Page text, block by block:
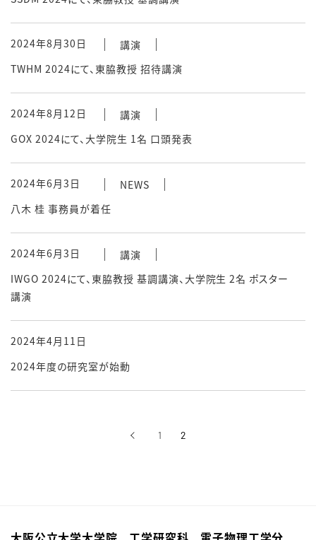
2024年8月30日
講演
TWHM 2024にて、東脇教授 招待講演
2024年8月12日
講演
GOX 2024にて、大学院生 1名 口頭発表
2024年6月3日
NEWS
八木 桂 事務員が着任
2024年6月3日
講演
IWGO 2024にて、東脇教授 基調講演、大学院生 2名 ポスター
講演
2024年4月11日
2024年度の研究室が始動
‹前へ 1 2